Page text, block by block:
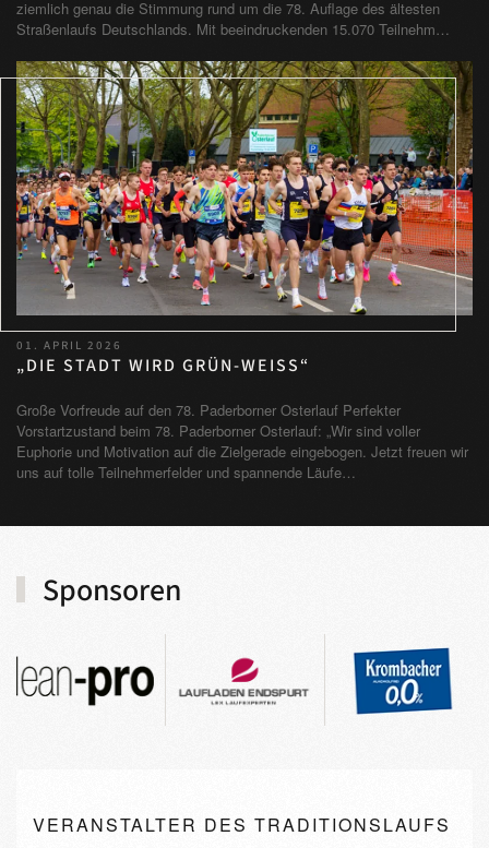
ziemlich genau die Stimmung rund um die 78. Auflage des ältesten
Straßenlaufs Deutschlands. Mit beeindruckenden 15.070 Teilnehm…
01. APRIL 2026
„DIE STADT WIRD GRÜN-WEISS“
Große Vorfreude auf den 78. Paderborner Osterlauf Perfekter
Vorstartzustand beim 78. Paderborner Osterlauf: „Wir sind voller
Euphorie und Motivation auf die Zielgerade eingebogen. Jetzt freuen wir
uns auf tolle Teilnehmerfelder und spannende Läufe…
Sponsoren
VERANSTALTER DES TRADITIONSLAUFS